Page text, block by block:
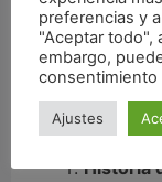
Entregas
Historia
preferencias y
"Aceptar todo",
embargo,
consentimiento
Ajustes